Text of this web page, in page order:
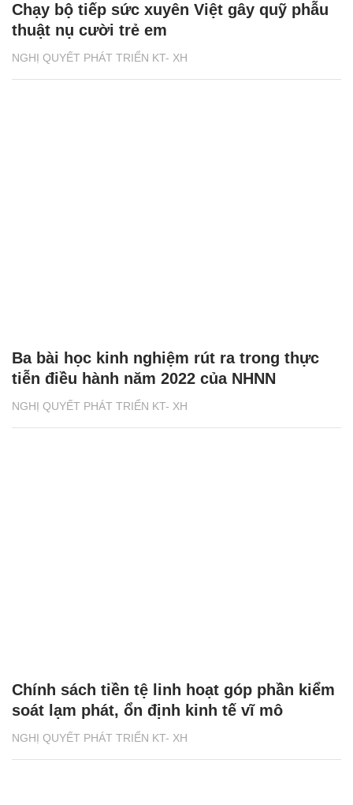
NGHỊ QUYẾT PHÁT TRIỂN KT- XH
Chạy bộ tiếp sức xuyên Việt gây quỹ phẫu
thuật nụ cười trẻ em
NGHỊ QUYẾT PHÁT TRIỂN KT- XH
Ba bài học kinh nghiệm rút ra trong thực
tiễn điều hành năm 2022 của NHNN
NGHỊ QUYẾT PHÁT TRIỂN KT- XH
Chính sách tiền tệ linh hoạt góp phần kiểm
soát lạm phát, ổn định kinh tế vĩ mô